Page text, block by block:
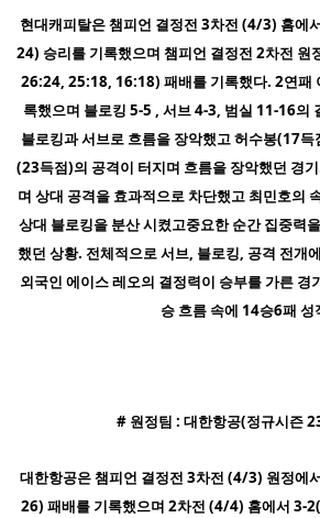
현대캐피탈은 챔피언 결정전 3차전 (4/3) 홈
24) 승리를 기록했으며 챔피언 결정전 2차전
26:24, 25:18, 16:18) 패배를 기록했다. 2연패
록했으며 블로킹 5-5 , 서브 4-3, 범실 11-16의
블로킹과 서브로 흐름을 장악했고 허수봉(17
(23득점)의 공격이 터지며 흐름을 장악했던 경
며 상대 공격을 효과적으로 차단했고 최민호의
상대 블로킹을 분산 시켰고중요한 순간 집중력
했던 상황. 전체적으로 서브, 블로킹, 공격 전개
외국인 에이스 레오의 결정력이 승부를 가른 경
승 흐름 속에 14승6패 성
# 원정팀 : 대한항공(정규시즌
대한항공은 챔피언 결정전 3차전 (4/3) 원정
26) 패배를 기록했으며 2차전 (4/4) 홈에서 3-